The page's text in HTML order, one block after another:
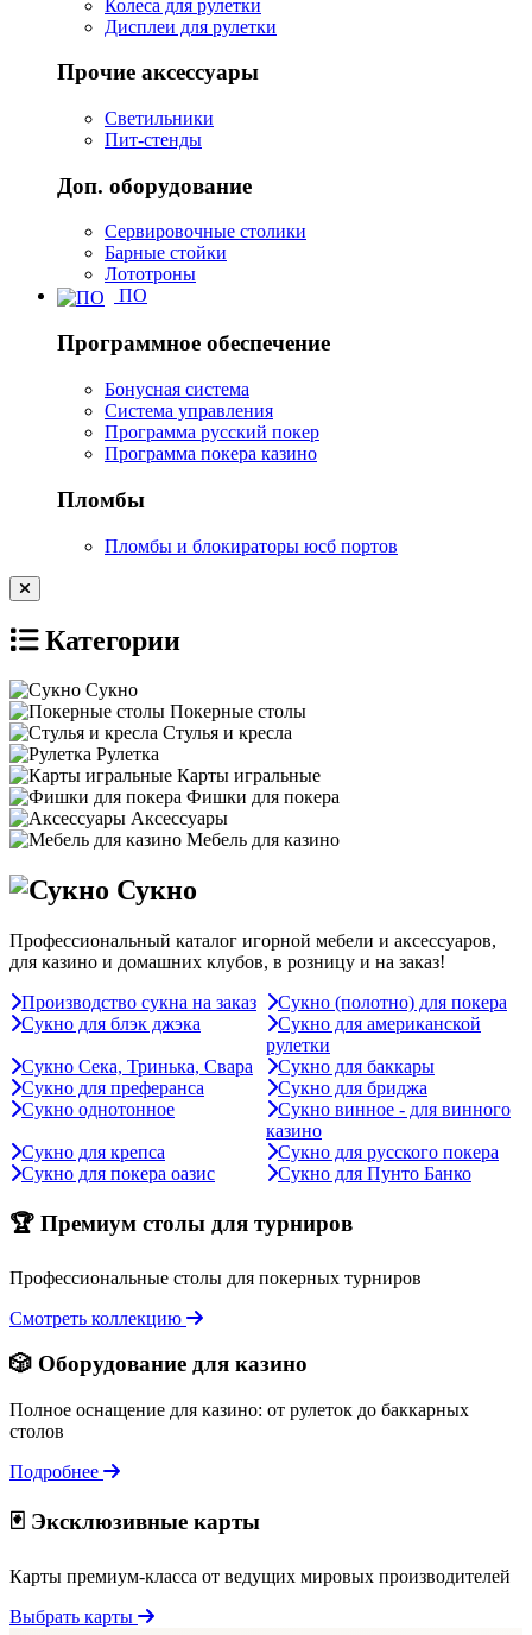
Колеса для рулетки
Дисплеи для рулетки
Прочие аксессуары
Светильники
Пит-стенды
Доп. оборудование
Сервировочные столики
Барные стойки
Лототроны
ПО
Программное обеспечение
Бонусная система
Система управления
Программа русский покер
Программа покера казино
Пломбы
Пломбы и блокираторы юсб портов
Категории
Сукно
Покерные столы
Стулья и кресла
Рулетка
Карты игральные
Фишки для покера
Аксессуары
Мебель для казино
Сукно
Профессиональный каталог игорной мебели и аксессуаров,
для казино и домашних клубов, в розницу и на заказ!
Производство сукна на заказ
Сукно (полотно) для покера
Сукно для блэк джэка
Сукно для американской
рулетки
Сукно Сека, Тринька, Свара
Сукно для баккары
Сукно для преферанса
Сукно для бриджа
Сукно однотонное
Сукно винное - для винного
казино
Сукно для крепса
Сукно для русского покера
Сукно для покера оазис
Сукно для Пунто Банко
🏆 Премиум столы для турниров
Профессиональные столы для покерных турниров
Смотреть коллекцию
🎲 Оборудование для казино
Полное оснащение для казино: от рулеток до баккарных
столов
Подробнее
🃏 Эксклюзивные карты
Карты премиум-класса от ведущих мировых производителей
Выбрать карты